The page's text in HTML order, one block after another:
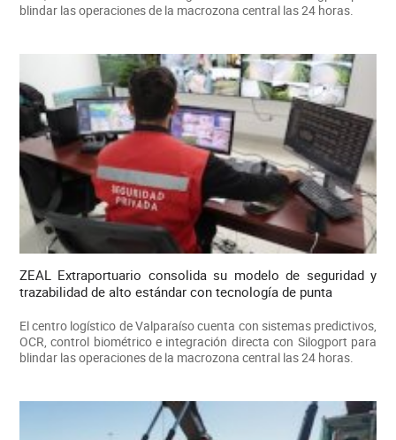
blindar las operaciones de la macrozona central las 24 horas.
ZEAL Extraportuario consolida su modelo de seguridad y
trazabilidad de alto estándar con tecnología de punta
El centro logístico de Valparaíso cuenta con sistemas predictivos,
OCR, control biométrico e integración directa con Silogport para
blindar las operaciones de la macrozona central las 24 horas.